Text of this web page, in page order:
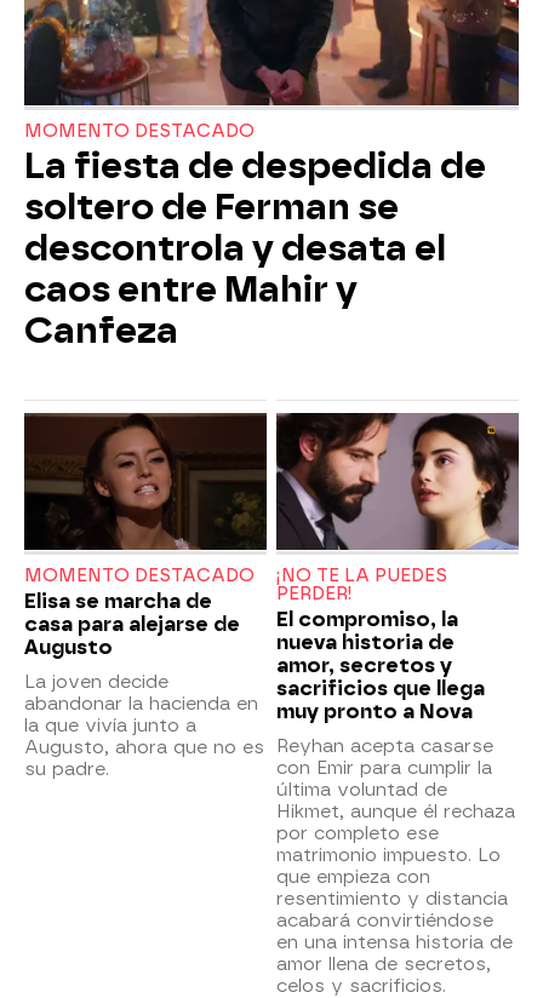
MOMENTO DESTACADO
La fiesta de despedida de
soltero de Ferman se
descontrola y desata el
caos entre Mahir y
Canfeza
MOMENTO DESTACADO
Elisa se marcha de
casa para alejarse de
Augusto
La joven decide
abandonar la hacienda en
la que vivía junto a
Augusto, ahora que no es
su padre.
¡NO TE LA PUEDES
PERDER!
El compromiso, la
nueva historia de
amor, secretos y
sacrificios que llega
muy pronto a Nova
Reyhan acepta casarse
con Emir para cumplir la
última voluntad de
Hikmet, aunque él rechaza
por completo ese
matrimonio impuesto. Lo
que empieza con
resentimiento y distancia
acabará convirtiéndose
en una intensa historia de
amor llena de secretos,
celos y sacrificios.